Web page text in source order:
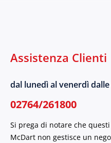
Assistenza Clienti
dal lunedì al venerdì dalle
02764/261800
Si prega di notare che
McDart non gestisce un